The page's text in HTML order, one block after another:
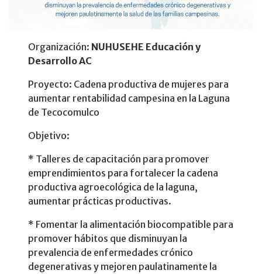
Organización: NUHUSEHE Educación y
Desarrollo AC
Proyecto: Cadena productiva de mujeres para
aumentar rentabilidad campesina en la Laguna
de Tecocomulco
Objetivo:
* Talleres de capacitación para promover
emprendimientos para fortalecer la cadena
productiva agroecológica de la laguna,
aumentar prácticas productivas.
* Fomentar la alimentación biocompatible para
promover hábitos que disminuyan la
prevalencia de enfermedades crónico
degenerativas y mejoren paulatinamente la